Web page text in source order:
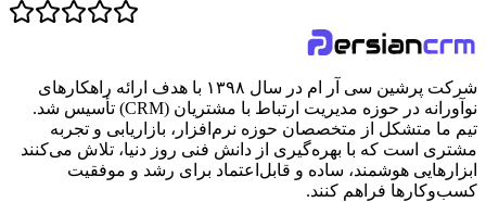
شرکت پرشین سی آر ام در سال ۱۳۹۸ با هدف ارائه راهکارهای
نوآورانه در حوزه مدیریت ارتباط با مشتریان (CRM) تأسیس شد.
تیم ما متشکل از متخصصان حوزه نرم‌افزار، بازاریابی و تجربه
مشتری است که با بهره‌گیری از دانش فنی روز دنیا، تلاش می‌کنند
ابزارهایی هوشمند، ساده و قابل‌اعتماد برای رشد و موفقیت
کسب‌وکارها فراهم کنند.